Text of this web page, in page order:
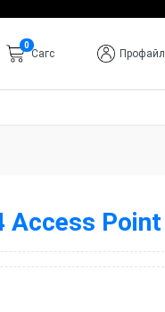
0
Cагс Профайл
Access Point